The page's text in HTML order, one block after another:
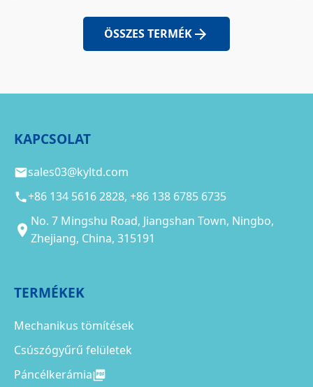
ÖSSZES TERMÉK
KAPCSOLAT
sales03@kyltd.com
+86 134 5616 2828, +86 138 6785 6735
No. 7 Mingshu Road, Jiangshan Town, Ningbo,
Zhejiang, China, 315191
TERMÉKEK
Mechanikus tömítések
Csúszógyűrű felületek
Páncélkerámia